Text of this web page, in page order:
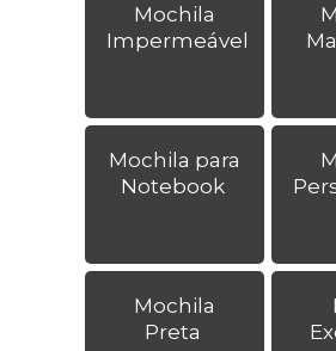
Mochila
Impermeável
Mochila para
Notebook
Mochila
Preta